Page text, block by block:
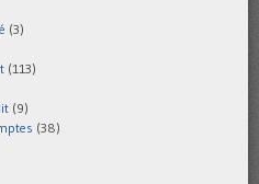
(3)
(113)
(9)
(38)